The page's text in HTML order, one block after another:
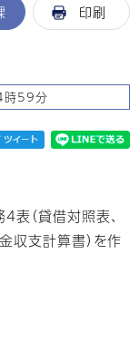
印刷
59分
（貸借対照表、
収支計算書）を作